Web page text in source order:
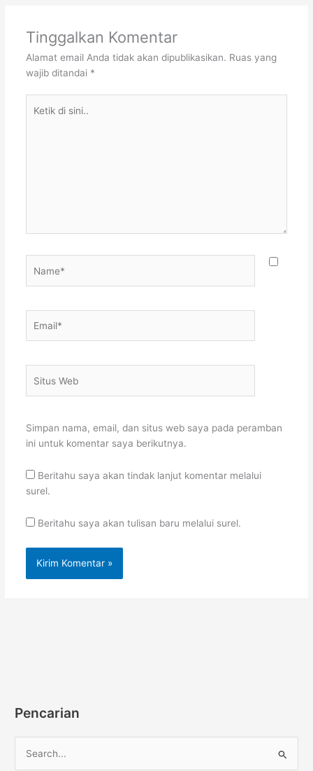
Tinggalkan Komentar
Alamat email Anda tidak akan dipublikasikan. Ruas yang
wajib ditandai *
Web
Simpan nama, email, dan situs web saya pada peramban
ini untuk komentar saya berikutnya.
Beritahu saya akan tindak lanjut komentar melalui
surel.
Beritahu saya akan tulisan baru melalui surel.
Pencarian